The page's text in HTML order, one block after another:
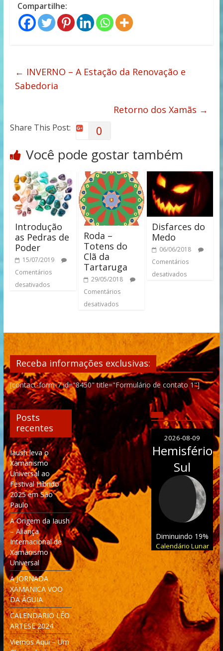
Compartilhe:
← INVERNO – A Estação da Renovação e
Sabedoria
Retorno dos Xamãs →
Share This Post: 0
Você pode gostar também
Introdução
as Pedras de
Poder
15/07/2019
Comentários
desativados
Roda –
Totens do
Clã da
Tartaruga
29/05/2018
Comentários
desativados
Disfarces do
Medo
06/06/2018
Comentários
desativados
Receba informações exclusivas:
[contact-form-7 id="8450" title="Formulário de contato 1"]
Posts
recentes
Iaush leva o
Xamanismo
Universal ao
Festival Híbrido
2025 em São
Paulo
A Origem da Iaush
– Aliança
Internacional de
Xamanismo
Universal
A JORNADA
XAMANICA VOO
DA ÁGUIA
CALENDARIO LÉO
ARTESE 2024
Viemos Aqui – Um
2026-08-09
Hemisfério
Sul
Diminuindo 19%
Calendário Lunar